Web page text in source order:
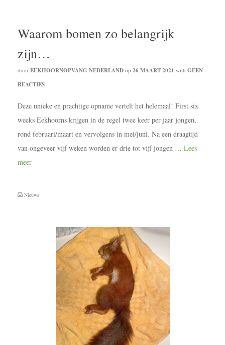
Waarom bomen zo belangrijk
zijn…
door EEKHOORNOPVANG NEDERLAND op 26 MAART 2021 with GEEN
REACTIES
Deze unieke en prachtige opname vertelt het helemaal! First six
weeks Eekhoorns krijgen in de regel twee keer per jaar jongen,
rond februari/maart en vervolgens in mei/juni. Na een draagtijd
van ongeveer vijf weken worden er drie tot vijf jongen … Lees
meer
Nieuws